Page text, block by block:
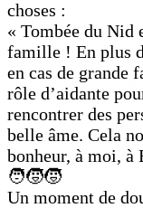
choses :
« Tombée du Nid
famille ! En plus
en cas de grande
rôle d’aidante
rencontrer des
belle âme. Cela
bonheur, à moi, à
🧑‍🧒‍🧒
Un moment de